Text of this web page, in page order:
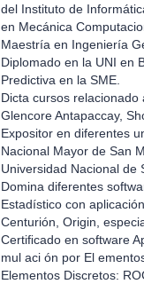
del Instituto de
en Mecánica
Maestría en Ingeniería
Diplomado en la UNI en
Predictiva en la SME.
Dicta cursos
Glencore Antapaccay,
Expositor en diferentes
Nacional Mayor de San
Universidad Nacional de
Domina diferentes
Estadístico con
Centurión, Origin,
Certiﬁcado en software
mul aci ón por El
Elementos Discretos: